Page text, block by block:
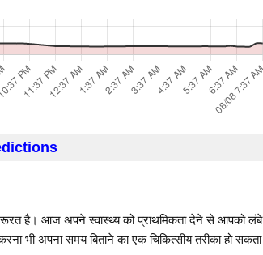
है। आज अपने स्वास्थ्य को प्राथमिकता देने से आपको लंबे
भी अपना समय बिताने का एक चिकित्सीय तरीका हो सकता